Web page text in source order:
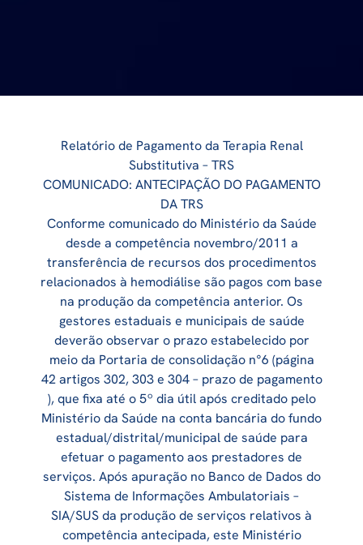
Relatório de Pagamento da Terapia Renal
Substitutiva – TRS
COMUNICADO: ANTECIPAÇÃO DO PAGAMENTO
DA TRS
Conforme comunicado do Ministério da Saúde
desde a competência novembro/2011 a
transferência de recursos dos procedimentos
relacionados à hemodiálise são pagos com base
na produção da competência anterior. Os
gestores estaduais e municipais de saúde
deverão observar o prazo estabelecido por
meio da Portaria de consolidação n°6 (página
42 artigos 302, 303 e 304 – prazo de pagamento
), que fixa até o 5º dia útil após creditado pelo
Ministério da Saúde na conta bancária do fundo
estadual/distrital/municipal de saúde para
efetuar o pagamento aos prestadores de
serviços. Após apuração no Banco de Dados do
Sistema de Informações Ambulatoriais –
SIA/SUS da produção de serviços relativos à
competência antecipada, este Ministério